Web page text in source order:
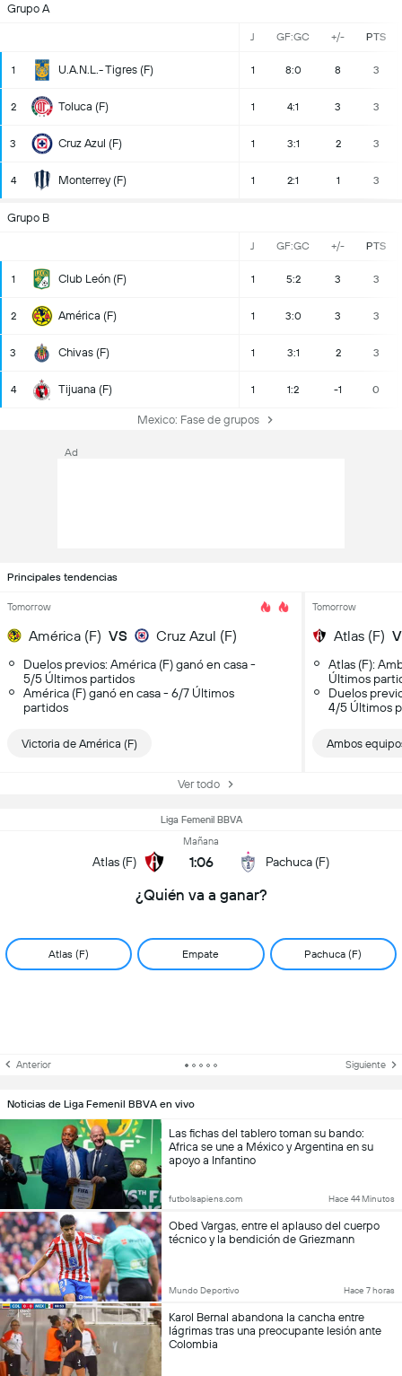
Grupo A
J GF:GC +/- PTS
1 U.A.N.L.- Tigres (F) 1 8:0 8 3
2 Toluca (F) 1 4:1 3 3
3 Cruz Azul (F) 1 3:1 2 3
4 Monterrey (F) 1 2:1 1 3
Grupo B
J GF:GC +/- PTS
1 Club León (F) 1 5:2 3 3
2 América (F) 1 3:0 3 3
3 Chivas (F) 1 3:1 2 3
4 Tijuana (F) 1 1:2 -1 0
Mexico: Fase de grupos
Ad
Principales tendencias
Tomorrow
América (F) VS Cruz Azul (F)
Duelos previos: América (F) ganó en casa -
5/5 Últimos partidos
América (F) ganó en casa - 6/7 Últimos
partidos
Victoria de América (F)
Tomorrow
Atlas (F)
Atlas (F):
Últimos
Duelos
4/5 Últimos
Ambos
Ver todo
Liga Femenil BBVA
Atlas (F)
Mañana
1:06 Pachuca (F)
¿Quién va a ganar?
Atlas (F) Empate Pachuca (F)
Anterior Siguiente
Noticias de Liga Femenil BBVA en vivo
Las fichas del tablero toman su bando:
Africa se une a México y Argentina en su
apoyo a Infantino
futbolsapiens.com Hace 44 Minutos
Obed Vargas, entre el aplauso del cuerpo
técnico y la bendición de Griezmann
Mundo Deportivo Hace 7 horas
Karol Bernal abandona la cancha entre
lágrimas tras una preocupante lesión ante
Colombia